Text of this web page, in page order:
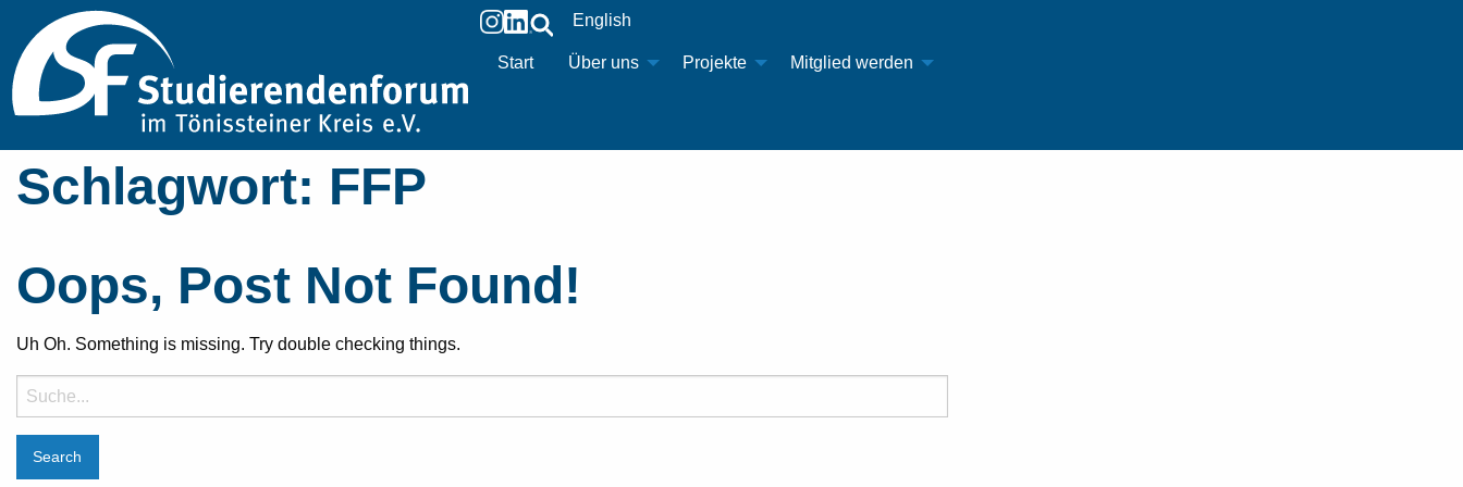
English
Start Über uns Projekte Mitglied werden
Schlagwort: FFP
Oops, Post Not Found!
Uh Oh. Something is missing. Try double checking things.
Suche
nach: